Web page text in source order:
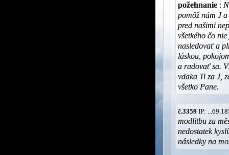
požehnanie :
pomôž nám J
pred našimi
všetkého čo
nasledovať a
láskou,
a radovať sa.
vdaka Ti za J,
všetko Pane.
č.3359 IP:
modlitbu za
nedostatek
následky na